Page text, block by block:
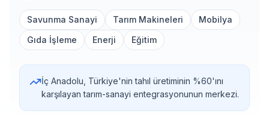
Savunma Sanayi Tarım Makineleri
Mobilya
Gıda İşleme
Enerji Eğitim
İç Anadolu, Türkiye'nin tahıl üretiminin %60'ını
karşılayan tarım-sanayi entegrasyonunun merkezi.